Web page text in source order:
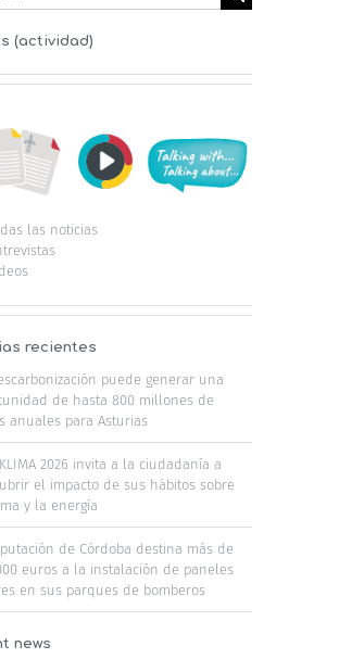
(actividad)
las noticias
recientes
puede generar una
de hasta 800 millones de
anuales para Asturias
2026 invita a la ciudadanía a
el impacto de sus hábitos sobre
y la energía
de Córdoba destina más de
euros a la instalación de paneles
en sus parques de bomberos
news